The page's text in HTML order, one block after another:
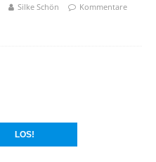
Silke Schön
Kommentare